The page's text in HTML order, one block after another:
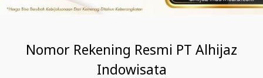
Nomor Rekening Resmi PT Alhijaz
Indowisata